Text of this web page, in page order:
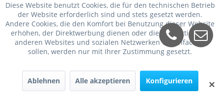
Welcher Kompressor für Schlagschrauber passt? So
wählen Sie Kessel, Luftmenge, Druck und Motorleistung
passend für Werkstatt, Reifenwechsel.
23. Mai 2026
✕
Diese Website benutzt Cookies, die für den technischen Betrieb
der Website erforderlich sind und stets gesetzt werden.
Andere Cookies, die den Komfort bei Benutzung dieser Website
erhöhen, der Direktwerbung dienen oder die Interaktion mit
anderen Websites und sozialen Netzwerken vereinfachen
sollen, werden nur mit Ihrer Zustimmung gesetzt.
Ablehnen Alle akzeptieren Konfigurieren